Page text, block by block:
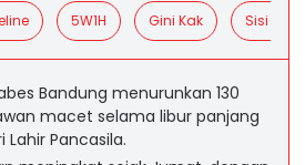
5W1H Gini Kak Sisi
Bandung menurunkan 130
macet selama libur panjang
Lahir Pancasila.